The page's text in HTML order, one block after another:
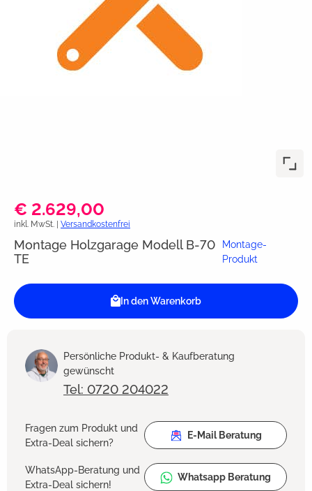
€ 2.629,00
inkl. MwSt. | Versandkostenfrei
Montage Holzgarage Modell B-70
TE
Montage-
Produkt
In den Warenkorb
Persönliche Produkt- & Kaufberatung
gewünscht
Tel: 0720 204022
Fragen zum Produkt und
Extra-Deal sichern?
E-Mail Beratung
WhatsApp-Beratung und
Extra-Deal sichern!
Whatsapp Beratung